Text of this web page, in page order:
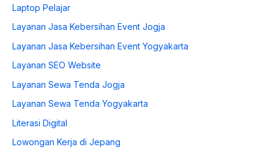
Laptop Pelajar
Layanan Jasa Kebersihan Event Jogja
Layanan Jasa Kebersihan Event Yogyakarta
Layanan SEO Website
Layanan Sewa Tenda Jogja
Layanan Sewa Tenda Yogyakarta
Literasi Digital
Lowongan Kerja di Jepang